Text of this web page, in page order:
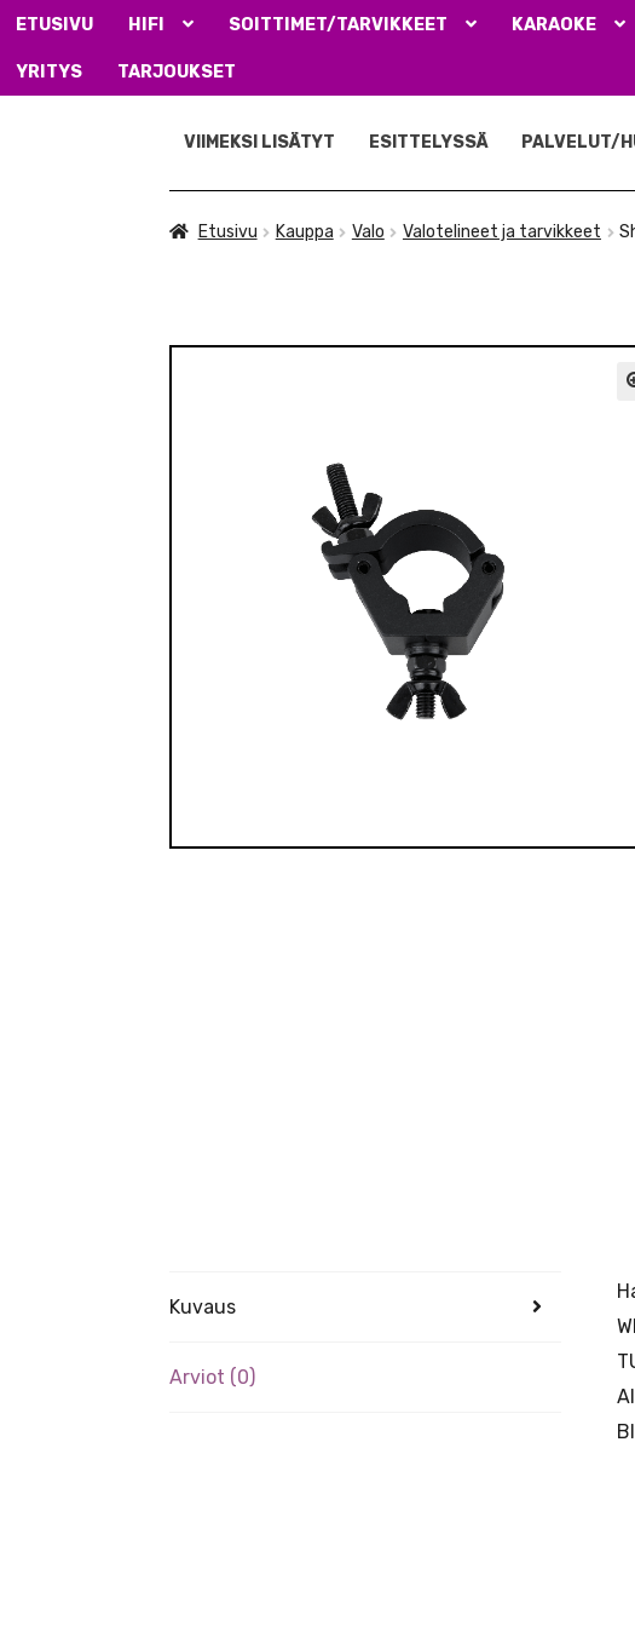
ETUSIVU HIFI SOITTIMET/TARVIKKEET KARAOKE
YRITYS TARJOUKSET
navigointiin
sisältöön
VIIMEKSI LISÄTYT ESITTELYSSÄ PALVELUT/
Etusivu Kauppa Valo Valotelineet ja tarvikkeet
Kuvaus
Arviot (0)